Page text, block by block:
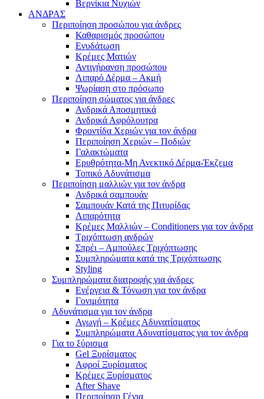
Βερνίκια Νυχιών
ΑΝΔΡΑΣ
Περιποίηση προσώπου για άνδρες
Καθαρισμός προσώπου
Ενυδάτωση
Κρέμες Ματιών
Αντιγήρανση προσώπου
Λιπαρό Δέρμα – Ακμή
Ψωρίαση στο πρόσωπο
Περιποίηση σώματος για άνδρες
Ανδρικά Αποσμητικά
Ανδρικά Αφρόλουτρα
Φροντίδα Χεριών για τον άνδρα
Περιποίηση Χεριών – Ποδιών
Γαλακτώματα
Ερυθρότητα-Μη Ανεκτικό Δέρμα-Έκζεμα
Τοπικό Αδυνάτισμα
Περιποίηση μαλλιών για τον άνδρα
Ανδρικά σαμπουάν
Σαμπουάν Κατά της Πιτυρίδας
Λιπαρότητα
Κρέμες Μαλλιών – Conditioners για τον άνδρα
Τριχόπτωση ανδρών
Σπρέι – Αμπούλες Τριχόπτωσης
Συμπληρώματα κατά της Τριχόπτωσης
Styling
Συμπληρώματα διατροφής για άνδρες
Ενέργεια & Τόνωση για τον άνδρα
Γονιμότητα
Αδυνάτισμα για τον άνδρα
Αγωγή – Κρέμες Αδυνατίσματος
Συμπληρώματα Αδυνατίσματος για τον άνδρα
Για το ξύρισμα
Gel Ξυρίσματος
Αφροί Ξυρίσματος
Κρέμες Ξυρίσματος
After Shave
Περιποίηση Γένια